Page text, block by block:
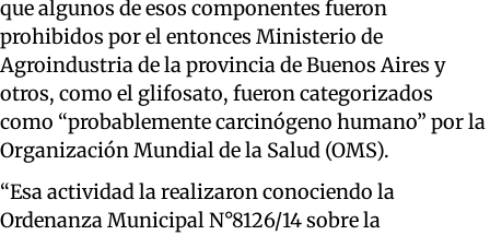
que algunos de esos componentes fueron
prohibidos por el entonces Ministerio de
Agroindustria de la provincia de Buenos Aires y
otros, como el glifosato, fueron categorizados
como “probablemente carcinógeno humano” por la
Organización Mundial de la Salud (OMS).
“Esa actividad la realizaron conociendo la
Ordenanza Municipal N°8126/14 sobre la